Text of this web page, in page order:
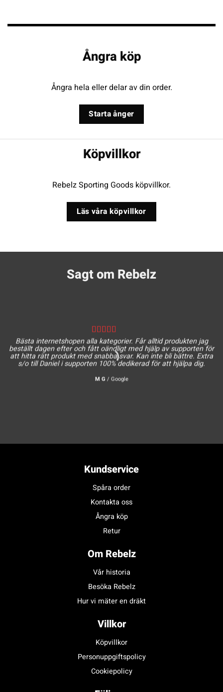
Ångra köp
Ångra hela eller delar av din order.
Starta ånger
Köpvillkor
Rebelz Sporting Goods köpvillkor.
Läs våra köpvillkor
Sagt om Rebelz
Bästa internetshopen alla kategorier. Får alltid produkten jag
beställt dagen efter och fått oändligt med hjälp av supporten för
att hitta rätt produkt med snabba svar. Kan inte bli bättre. Extra
s/o till Daniel i supporten 100% dedikerad för att hjälpa dig.
M G / Google
Kundservice
Spåra order
Kontakta oss
Ångra köp
Retur
Om Rebelz
Vår historia
Besöka Rebelz
Hur vi mäter en dräkt
Villkor
Köpvillkor
Personuppgiftspolicy
Cookiepolicy